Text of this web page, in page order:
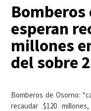
Bomberos
esperan
millones
del sobre
Bomberos de Osorno:
recaudar $120